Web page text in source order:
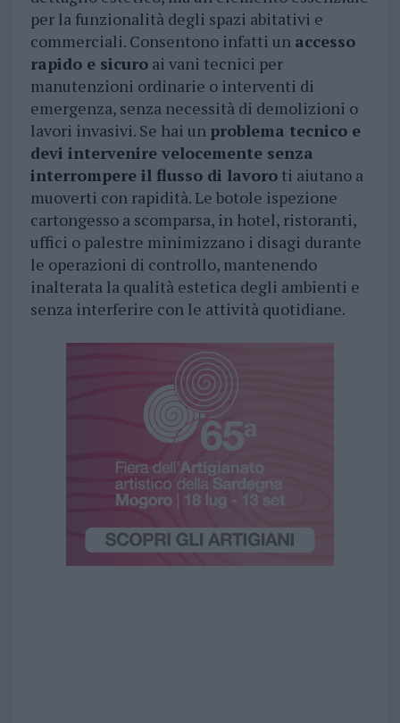
per la funzionalità degli spazi abitativi e
commerciali. Consentono infatti un accesso
rapido e sicuroai vani tecnici per
manutenzioni ordinarie o interventi di
emergenza, senza necessità di demolizioni o
lavori invasivi. Se hai un problema tecnico e
devi intervenire velocemente senza
interrompere il flusso di lavoroti aiutano a
muoverti con rapidità. Le botole ispezione
cartongesso a scomparsa, in hotel, ristoranti,
uffici o palestre minimizzano i disagi durante
le operazioni di controllo, mantenendo
inalterata la qualità estetica degli ambienti e
senza interferire con le attività quotidiane.